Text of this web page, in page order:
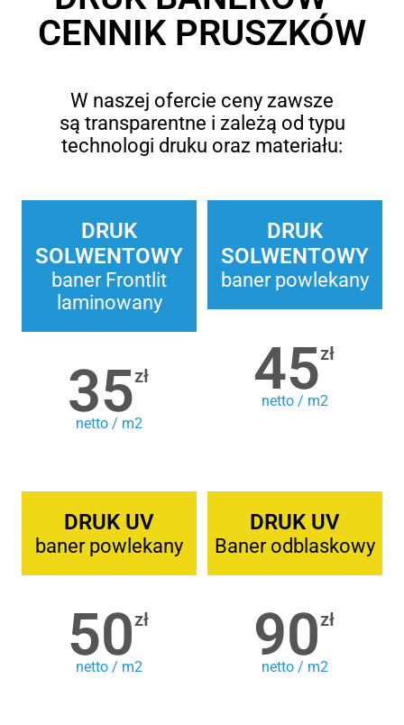
CENNIK PRUSZKÓW
W naszej ofercie ceny zawsze
są transparentne i zależą od typu
technologi druku oraz materiału:
DRUK
SOLWENTOWY
baner Frontlit
laminowany
35zł
netto / m2
DRUK
SOLWENTOWY
baner powlekany
45zł
netto / m2
DRUK UV
baner powlekany
50zł
netto / m2
DRUK UV
Baner odblaskowy
90zł
netto / m2